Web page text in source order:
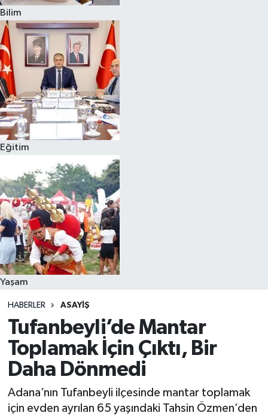
Bilim
Eğitim
Yaşam
HABERLER ASAYIŞ
Tufanbeyli’de Mantar
Toplamak İçin Çıktı, Bir
Daha Dönmedi
Adana’nın Tufanbeyli ilçesinde mantar toplamak
için evden ayrılan 65 yaşındaki Tahsin Özmen’den